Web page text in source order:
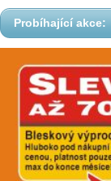
Probíhající akce: